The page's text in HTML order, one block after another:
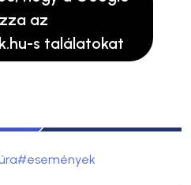
az
s találatokat
#események